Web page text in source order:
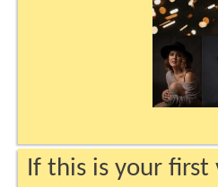
If this is your